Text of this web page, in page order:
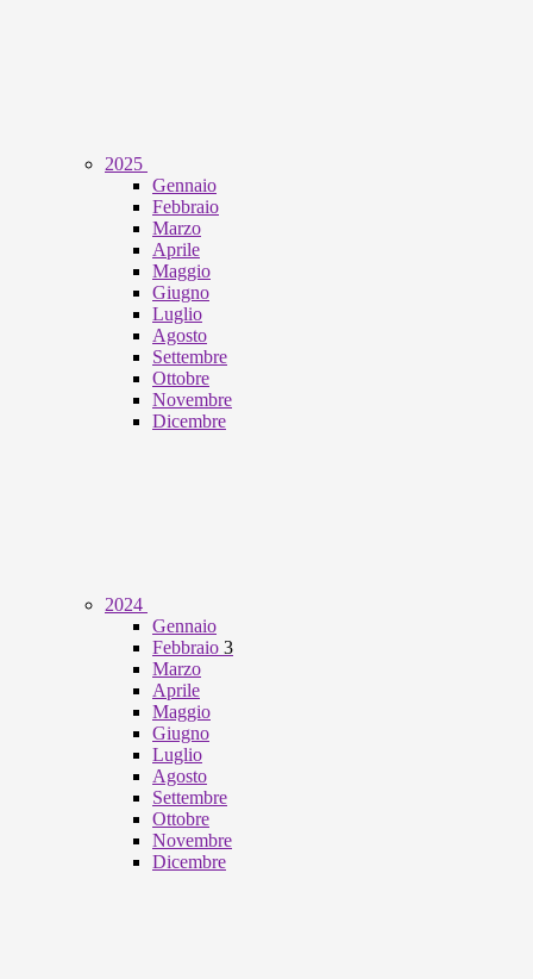
2025
Gennaio
Febbraio
Marzo
Aprile
Maggio
Giugno
Luglio
Agosto
Settembre
Ottobre
Novembre
Dicembre
2024
Gennaio
Febbraio 3
Marzo
Aprile
Maggio
Giugno
Luglio
Agosto
Settembre
Ottobre
Novembre
Dicembre